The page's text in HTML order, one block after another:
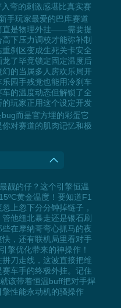
弯的刺激感堪比真实赛
手玩家最爱的巴库赛道
直是物理外挂——需要提
下压力调校才能弥补制
刹区变成生死关卡安全
了毕竟锁定固定温度后
的当属多人房欢乐局开
园手残党也能用冷刹车
的温度动态但解锁了全
玩家正用这个设定开发
而是官方埋的彩蛋它
对赛道的肌肉记忆和极
靓的仔？这个引擎恒温
黄金温度！要知道F1
上忽下分分钟掉链子，
他纽北暴走还是银石刷
在摩纳哥弯心抓马的夜
，还有联机局里看对手
擎优化带来的神操作！
刀走线，这波直接把维
车手的终极外挂。记住
该带着恒温buff把对手焊
性能永动机的骚操作